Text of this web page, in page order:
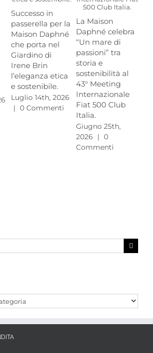
Successo in
passerella per la
Maison Daphné
che porta nel
Giardino di
Irene Brin
l’eleganza etica
e sostenibile.
Luglio 14th, 2026
| 0 Commenti
La Maison
Daphné celebra
“Un mare di
passioni” tra
storia e
sostenibilità al
43° Meeting
Internazionale
Fiat 500 Club
Italia.
Giugno 25th,
2026
| 0
Commenti